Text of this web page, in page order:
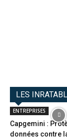
LES
ENTREPRISES
Capgemini :
données contre